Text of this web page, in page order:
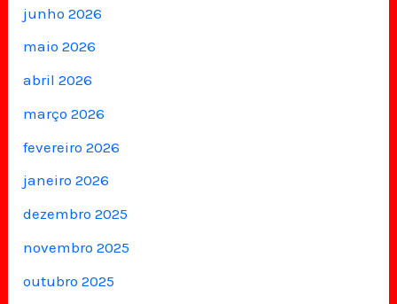
junho 2026
maio 2026
abril 2026
março 2026
fevereiro 2026
janeiro 2026
dezembro 2025
novembro 2025
outubro 2025